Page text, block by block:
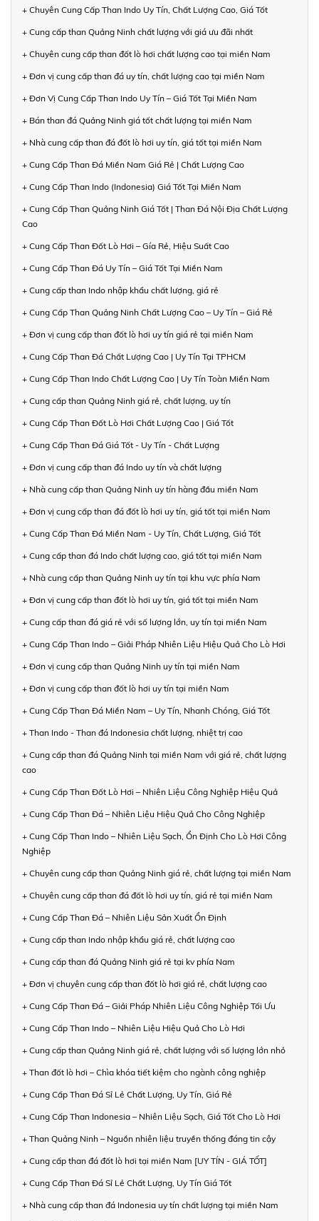
+ Chuyên Cung Cấp Than Indo Uy Tín, Chất Lượng Cao, Giá Tốt
+ Cung cấp than Quảng Ninh chất lượng với giá ưu đãi nhất
+ Chuyên cung cấp than đốt lò hơi chất lượng cao tại miền Nam
+ Đơn vị cung cấp than đá uy tín, chất lượng cao tại miền Nam
+ Đơn Vị Cung Cấp Than Indo Uy Tín – Giá Tốt Tại Miền Nam
+ Bán than đá Quảng Ninh giá tốt chất lượng tại miền Nam
+ Nhà cung cấp than đá đốt lò hơi uy tín, giá tốt tại miền Nam
+ Cung Cấp Than Đá Miền Nam Giá Rẻ | Chất Lượng Cao
+ Cung Cấp Than Indo (Indonesia) Giá Tốt Tại Miền Nam
+ Cung Cấp Than Quảng Ninh Giá Tốt | Than Đá Nội Địa Chất Lượng
Cao
+ Cung Cấp Than Đốt Lò Hơi – Gía Rẻ, Hiệu Suất Cao
+ Cung Cấp Than Đá Uy Tín – Giá Tốt Tại Miền Nam
+ Cung cấp than Indo nhập khẩu chất lượng, giá rẻ
+ Cung Cấp Than Quảng Ninh Chất Lượng Cao – Uy Tín – Giá Rẻ
+ Đơn vị cung cấp than đốt lò hơi uy tín giá rẻ tại miền Nam
+ Cung Cấp Than Đá Chất Lượng Cao | Uy Tín Tại TPHCM
+ Cung Cấp Than Indo Chất Lượng Cao | Uy Tín Toàn Miền Nam
+ Cung cấp than Quảng Ninh giá rẻ, chất lượng, uy tín
+ Cung Cấp Than Đốt Lò Hơi Chất Lượng Cao | Giá Tốt
+ Cung Cấp Than Đá Giá Tốt - Uy Tín - Chất Lượng
+ Đơn vị cung cấp than đá Indo uy tín và chất lượng
+ Nhà cung cấp than Quảng Ninh uy tín hàng đầu miền Nam
+ Đơn vị cung cấp than đá đốt lò hơi uy tín, giá tốt tại miền Nam
+ Cung Cấp Than Đá Miền Nam - Uy Tín, Chất Lượng, Giá Tốt
+ Cung cấp than đá Indo chất lượng cao, giá tốt tại miền Nam
+ Nhà cung cấp than Quảng Ninh uy tín tại khu vực phía Nam
+ Đơn vị cung cấp than đốt lò hơi uy tín, giá tốt tại miền Nam
+ Cung cấp than đá giá rẻ với số lượng lớn, uy tín tại miền Nam
+ Cung Cấp Than Indo – Giải Pháp Nhiên Liệu Hiệu Quả Cho Lò Hơi
+ Đơn vị cung cấp than Quảng Ninh uy tín tại miền Nam
+ Đơn vị cung cấp than đốt lò hơi uy tín tại miền Nam
+ Cung Cấp Than Đá Miền Nam – Uy Tín, Nhanh Chóng, Giá Tốt
+ Than Indo - Than đá Indonesia chất lượng, nhiệt trị cao
+ Cung cấp than đá Quảng Ninh tại miền Nam với giá rẻ, chất lượng
cao
+ Cung Cấp Than Đốt Lò Hơi – Nhiên Liệu Công Nghiệp Hiệu Quả
+ Cung Cấp Than Đá – Nhiên Liệu Hiệu Quả Cho Công Nghiệp
+ Cung Cấp Than Indo – Nhiên Liệu Sạch, Ổn Định Cho Lò Hơi Công
Nghiệp
+ Chuyên cung cấp than Quảng Ninh giá rẻ, chất lượng tại miền Nam
+ Chuyên cung cấp than đá đốt lò hơi uy tín, giá rẻ tại miền Nam
+ Cung Cấp Than Đá – Nhiên Liệu Sản Xuất Ổn Định
+ Cung cấp than Indo nhập khẩu giá rẻ, chất lượng cao
+ Cung cấp than đá Quảng Ninh giá rẻ tại kv phía Nam
+ Đơn vị chuyên cung cấp than đốt lò hơi giá rẻ, chất lượng cao
+ Cung Cấp Than Đá – Giải Pháp Nhiên Liệu Công Nghiệp Tối Ưu
+ Cung Cấp Than Indo – Nhiên Liệu Hiệu Quả Cho Lò Hơi
+ Cung cấp than Quảng Ninh giá rẻ, chất lượng với số lượng lớn nhỏ
+ Than đốt lò hơi – Chìa khóa tiết kiệm cho ngành công nghiệp
+ Cung Cấp Than Đá Sỉ Lẻ Chất Lượng, Uy Tín, Giá Rẻ
+ Cung Cấp Than Indonesia – Nhiên Liệu Sạch, Giá Tốt Cho Lò Hơi
+ Than Quảng Ninh – Nguồn nhiên liệu truyền thống đáng tin cậy
+ Cung cấp than đá đốt lò hơi tại miền Nam [UY TÍN - GIÁ TỐT]
+ Cung Cấp Than Đá Sỉ Lẻ Chất Lượng, Uy Tín Giá Tốt
+ Nhà cung cấp than đá Indonesia uy tín chất lượng tại miền Nam